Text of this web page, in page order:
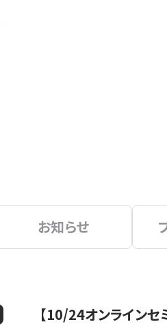
お知らせ
【10/24オンライン